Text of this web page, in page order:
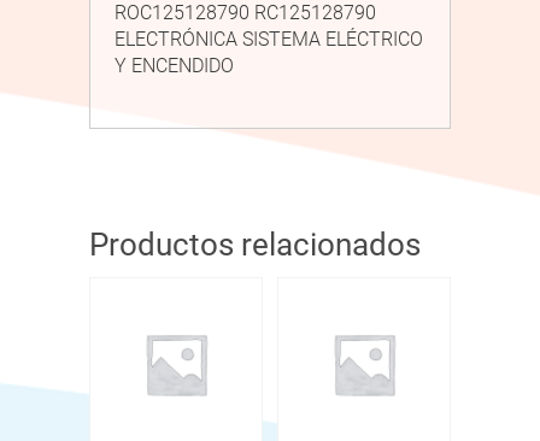
ROC125128790 RC125128790
ELECTRÓNICA SISTEMA ELÉCTRICO
Y ENCENDIDO
Productos relacionados